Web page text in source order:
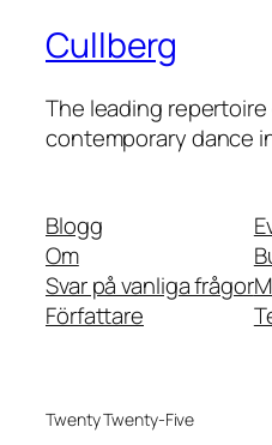
Cullberg
The leading
contemporary dance
Blogg
Om
Svar på vanliga frågor
Författare
Twenty Twenty-Five